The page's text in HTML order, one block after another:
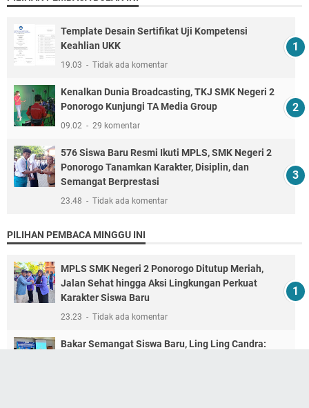
Template Desain Sertifikat Uji Kompetensi
Keahlian UKK
19.03 Tidak ada komentar
Kenalkan Dunia Broadcasting, TKJ SMK Negeri 2
Ponorogo Kunjungi TA Media Group
09.02 29 komentar
576 Siswa Baru Resmi Ikuti MPLS, SMK Negeri 2
Ponorogo Tanamkan Karakter, Disiplin, dan
Semangat Berprestasi
23.48 Tidak ada komentar
PILIHAN PEMBACA MINGGU INI
MPLS SMK Negeri 2 Ponorogo Ditutup Meriah,
Jalan Sehat hingga Aksi Lingkungan Perkuat
Karakter Siswa Baru
23.23 Tidak ada komentar
Bakar Semangat Siswa Baru, Ling Ling Candra: